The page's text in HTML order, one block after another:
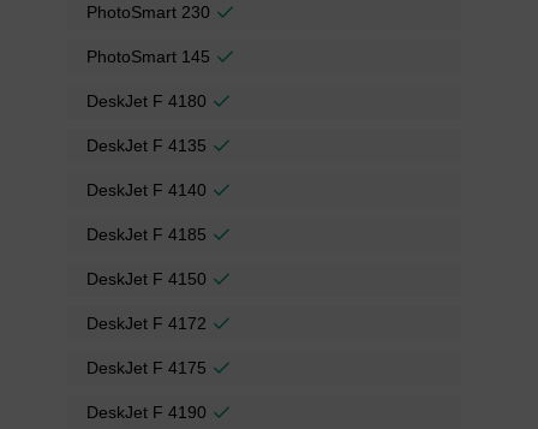
PhotoSmart 230
PhotoSmart 145
DeskJet F 4180
DeskJet F 4135
DeskJet F 4140
DeskJet F 4185
DeskJet F 4150
DeskJet F 4172
DeskJet F 4175
DeskJet F 4190